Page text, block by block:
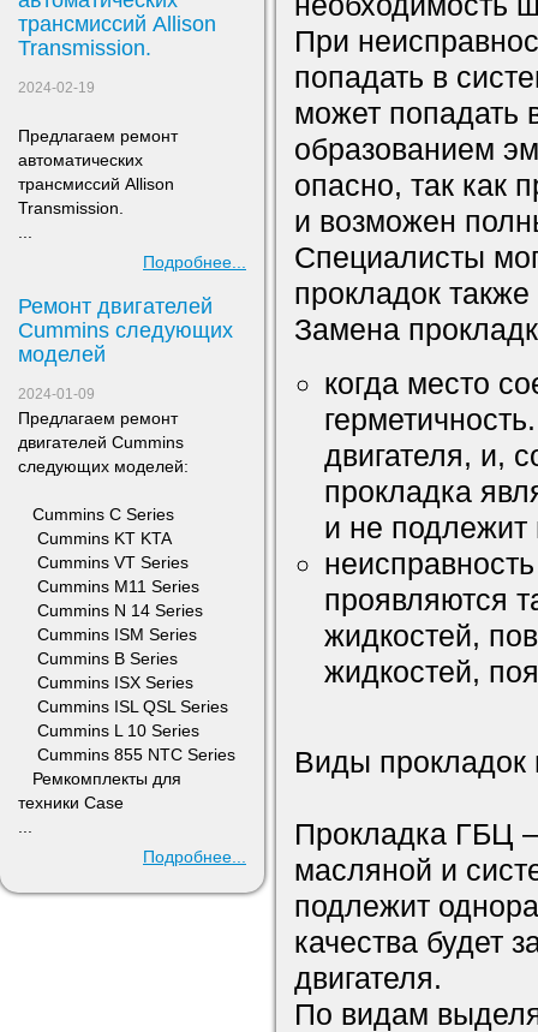
трансмиссий Allison
Transmission.
2024-02-19
Предлагаем ремонт
автоматических
трансмиссий Allison
Transmission.
Подробнее...
Ремонт двигателей
Сummins следующих
моделей
2024-01-09
Предлагаем ремонт
двигателей Сummins
следующих моделей:
​ Cummins C Series
Cummins KT KTA
Cummins VT Series
Cummins M11 Series
Cummins N 14 Series
Cummins ISM Series
Cummins B Series
Cummins ISX Series
Cummins ISL QSL Series
Cummins L 10 Series
Cummins 855 NTC Series
Ремкомплекты для
техники Case
Подробнее...
При
попадать в
может попадать
образованием
опасно, так как
и возможен
Специалисты
прокладок
Замена
когда место
двигателя, и,
прокладка
и не
проявляются
жидкостей,
жидкостей,
Виды прокладок
Прокладка ГБЦ –
масляной и
подлежит
качества будет
двигателя.
По видам